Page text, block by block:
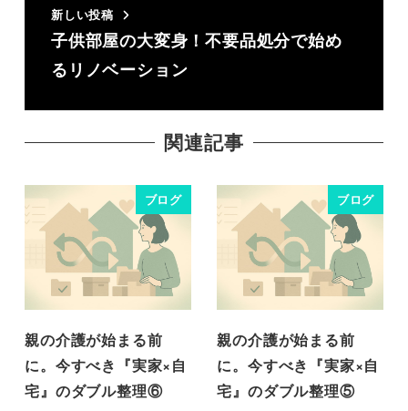
新しい投稿
子供部屋の大変身！不要品処分で始め
るリノベーション
関連記事
ブログ
親の介護が始まる前
に。今すべき『実家×自
宅』のダブル整理⑥
ブログ
親の介護が始まる前
に。今すべき『実家×自
宅』のダブル整理⑤